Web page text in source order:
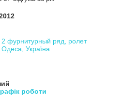
фурнитурный ряд, ролет
Україна
роботи